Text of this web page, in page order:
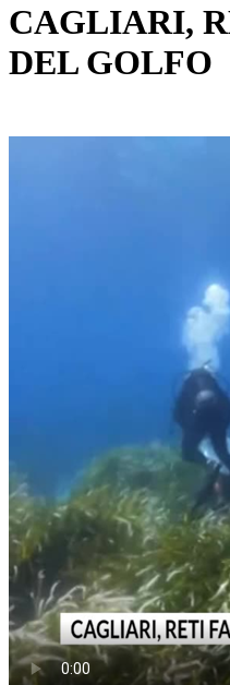
CAGLIARI,
DEL GOLFO